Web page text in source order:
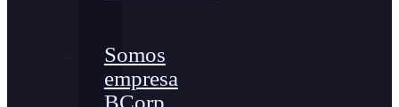
Somos
empresa
BCorp